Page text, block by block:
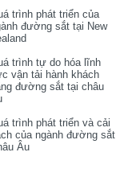
trình phát triển của
đường sắt tại New
trình tự do hóa lĩnh
vận tải hành khách
đường sắt tại châu
trình phát triển và cải
của ngành đường sắt
Âu